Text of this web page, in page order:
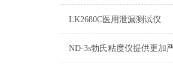
LK2680C医用泄漏测试仪